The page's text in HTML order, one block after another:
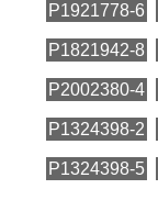
P1921778-6
P1821942-8
P2002380-4
P1324398-2
P1324398-5